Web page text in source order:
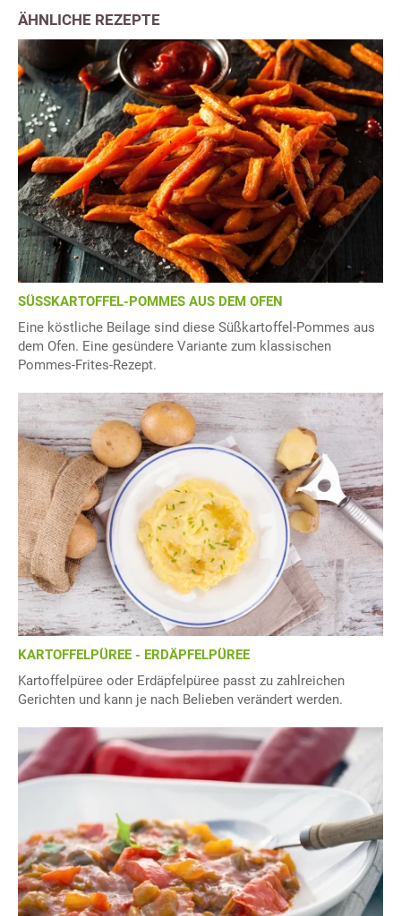
ÄHNLICHE REZEPTE
SÜSSKARTOFFEL-POMMES AUS DEM OFEN
Eine köstliche Beilage sind diese Süßkartoffel-Pommes aus
dem Ofen. Eine gesündere Variante zum klassischen
Pommes-Frites-Rezept.
KARTOFFELPÜREE - ERDÄPFELPÜREE
Kartoffelpüree oder Erdäpfelpüree passt zu zahlreichen
Gerichten und kann je nach Belieben verändert werden.